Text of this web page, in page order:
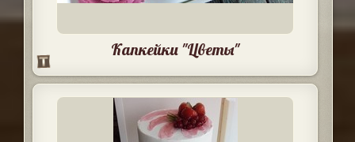
Капкейки "Цветы"